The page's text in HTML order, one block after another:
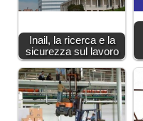
Inail, la ricerca e la
sicurezza sul lavoro